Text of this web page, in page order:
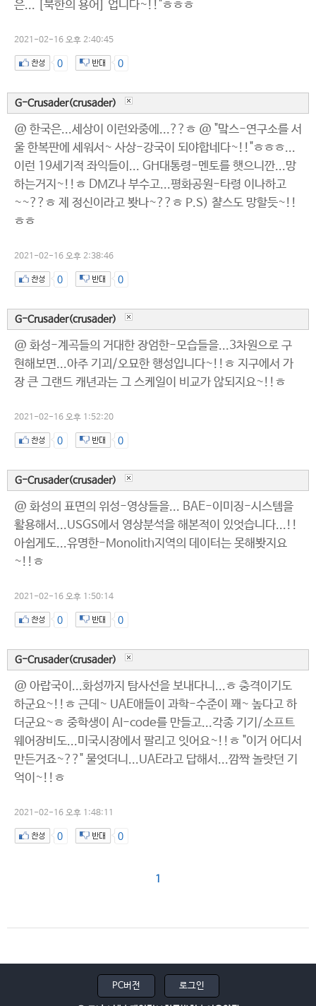
은... [북한의 용어] 업니다~!!"ㅎㅎㅎ
2021-02-16 오후 2:40:45
0 0
G-Crusader(crusader)
@ 한국은...세상이 이런와중에...??ㅎ @ "맠스-연구소를 서
울 한복판에 세워서~ 사상-강국이 되야합네다~!!"ㅎㅎㅎ...
이런 19세기적 좌익들이... GH대통령-멘토를 햇으니깐...망
하는거지~!!ㅎ DMZ나 부수고...평화공원-타령 이나하고
~~??ㅎ 제 정신이라고 봣나~??ㅎ P.S) 챨스도 망할듯~!!
ㅎㅎ
2021-02-16 오후 2:38:46
0 0
G-Crusader(crusader)
@ 화성-계곡들의 거대한 장엄한-모습들을...3차원으로 구
현해보면...아주 기괴/오묘한 행성입니다~!!ㅎ 지구에서 가
장 큰 그랜드 캐년과는 그 스케일이 비교가 않되지요~!!ㅎ
2021-02-16 오후 1:52:20
0 0
G-Crusader(crusader)
@ 화성의 표면의 위성-영상들을... BAE-이미징-시스템을
활용해서...USGS에서 영상분석을 해본적이 있엇습니다...!!
아쉽게도...유명한-Monolith지역의 데이터는 못해봣지요
~!!ㅎ
2021-02-16 오후 1:50:14
0 0
G-Crusader(crusader)
@ 아랍국이...화성까지 탐사선을 보내다니...ㅎ 충격이기도
하군요~!!ㅎ 근데~ UAE애들이 과학-수준이 꽤~ 높다고 하
더군요~ㅎ 중학생이 AI-code를 만들고...각종 기기/소프트
웨어장비도...미국시장에서 팔리고 잇어요~!!ㅎ "이거 어디서
만든거죠~??" 물엇더니...UAE라고 답해서...깜짝 놀랏던 기
억이~!!ㅎ
2021-02-16 오후 1:48:11
0 0
1
PC버전 로그인